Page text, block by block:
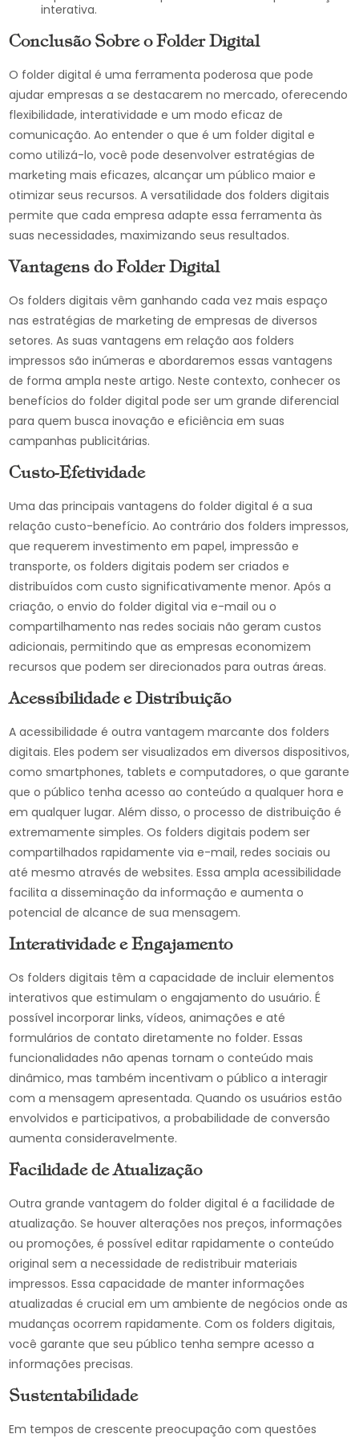
interativa.
Conclusão Sobre o Folder Digital
O folder digital é uma ferramenta poderosa que pode
ajudar empresas a se destacarem no mercado, oferecendo
flexibilidade, interatividade e um modo eficaz de
comunicação. Ao entender o que é um folder digital e
como utilizá-lo, você pode desenvolver estratégias de
marketing mais eficazes, alcançar um público maior e
otimizar seus recursos. A versatilidade dos folders digitais
permite que cada empresa adapte essa ferramenta às
suas necessidades, maximizando seus resultados.
Vantagens do Folder Digital
Os folders digitais vêm ganhando cada vez mais espaço
nas estratégias de marketing de empresas de diversos
setores. As suas vantagens em relação aos folders
impressos são inúmeras e abordaremos essas vantagens
de forma ampla neste artigo. Neste contexto, conhecer os
benefícios do folder digital pode ser um grande diferencial
para quem busca inovação e eficiência em suas
campanhas publicitárias.
Custo-Efetividade
Uma das principais vantagens do folder digital é a sua
relação custo-benefício. Ao contrário dos folders impressos,
que requerem investimento em papel, impressão e
transporte, os folders digitais podem ser criados e
distribuídos com custo significativamente menor. Após a
criação, o envio do folder digital via e-mail ou o
compartilhamento nas redes sociais não geram custos
adicionais, permitindo que as empresas economizem
recursos que podem ser direcionados para outras áreas.
Acessibilidade e Distribuição
A acessibilidade é outra vantagem marcante dos folders
digitais. Eles podem ser visualizados em diversos dispositivos,
como smartphones, tablets e computadores, o que garante
que o público tenha acesso ao conteúdo a qualquer hora e
em qualquer lugar. Além disso, o processo de distribuição é
extremamente simples. Os folders digitais podem ser
compartilhados rapidamente via e-mail, redes sociais ou
até mesmo através de websites. Essa ampla acessibilidade
facilita a disseminação da informação e aumenta o
potencial de alcance de sua mensagem.
Interatividade e Engajamento
Os folders digitais têm a capacidade de incluir elementos
interativos que estimulam o engajamento do usuário. É
possível incorporar links, vídeos, animações e até
formulários de contato diretamente no folder. Essas
funcionalidades não apenas tornam o conteúdo mais
dinâmico, mas também incentivam o público a interagir
com a mensagem apresentada. Quando os usuários estão
envolvidos e participativos, a probabilidade de conversão
aumenta consideravelmente.
Facilidade de Atualização
Outra grande vantagem do folder digital é a facilidade de
atualização. Se houver alterações nos preços, informações
ou promoções, é possível editar rapidamente o conteúdo
original sem a necessidade de redistribuir materiais
impressos. Essa capacidade de manter informações
atualizadas é crucial em um ambiente de negócios onde as
mudanças ocorrem rapidamente. Com os folders digitais,
você garante que seu público tenha sempre acesso a
informações precisas.
Sustentabilidade
Em tempos de crescente preocupação com questões